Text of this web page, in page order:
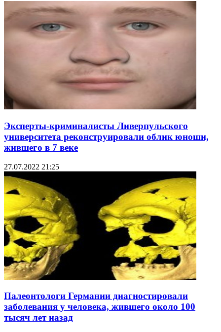
Эксперты-криминалисты Ливерпульского
университета реконструировали облик юноши,
жившего в 7 веке
27.07.2022 21:25
Палеонтологи Германии диагностировали
заболевания у человека, жившего около 100
тысяч лет назад